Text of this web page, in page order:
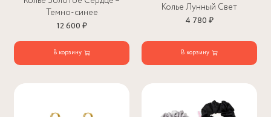
Темно-синее
12 600 ₽
В корзину
Колье Лунный Свет
4 780 ₽
В корзину